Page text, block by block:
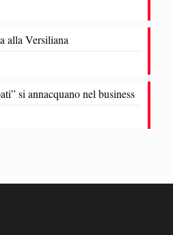
alla Versiliana
si annacquano nel business